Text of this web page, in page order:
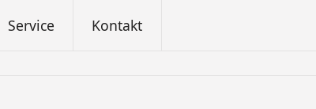
Service Kontakt